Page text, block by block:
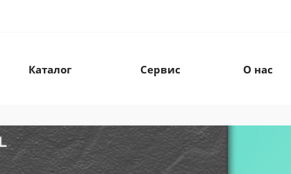
Каталог Сервис О нас